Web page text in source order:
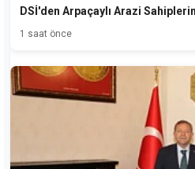
DSİ'den Arpaçaylı Arazi
1 saat önce